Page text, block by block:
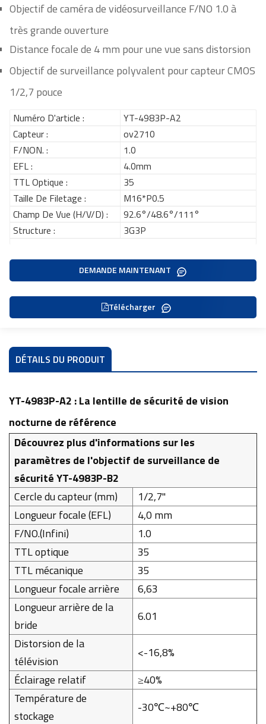
Objectif de caméra de vidéosurveillance F/NO 1.0 à
très grande ouverture
Distance focale de 4 mm pour une vue sans distorsion
Objectif de surveillance polyvalent pour capteur CMOS
1/2,7 pouce
Numéro D'article :
YT-4983P-A2
Capteur :
ov2710
F/NON. :
1.0
EFL :
4.0mm
TTL Optique :
35
Taille De Filetage :
M16*P0.5
Champ De Vue (H/V/D) :
92.6°/48.6°/111°
Structure :
3G3P
DEMANDE MAINTENANT
Télécharger
DÉTAILS DU PRODUIT
YT-4983P-A2 : La lentille de sécurité de vision
nocturne de référence
Découvrez plus d'informations sur les
paramètres de l'objectif de surveillance de
sécurité YT-4983P-B2
Cercle du capteur (mm)
1/2,7''
Longueur focale (EFL)
4,0 mm
F/NO.(Infini)
1.0
TTL optique
35
TTL mécanique
35
Longueur focale arrière
6,63
Longueur arrière de la
bride
6.01
Distorsion de la
télévision
<-16,8%
Éclairage relatif
≥40%
Température de
stockage
-30℃~+80℃